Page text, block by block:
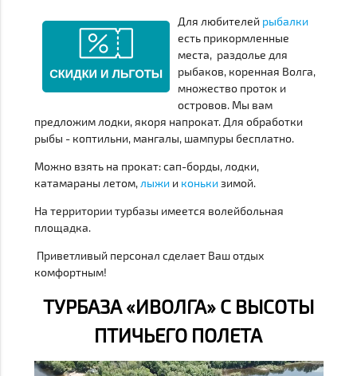
Для любителей рыбалки
есть прикормленные
места, раздолье для
рыбаков, коренная Волга,
множество проток и
островов. Мы вам
предложим лодки, якоря напрокат. Для обработки
рыбы - коптильни, мангалы, шампуры бесплатно.
Можно взять на прокат: сап-борды, лодки,
катамараны летом, лыжии конькизимой.
На территории турбазы имеется волейбольная
площадка.
Приветливый персонал сделает Ваш отдых
комфортным!
ТУРБАЗА «ИВОЛГА» С ВЫСОТЫ
ПТИЧЬЕГО ПОЛЕТА